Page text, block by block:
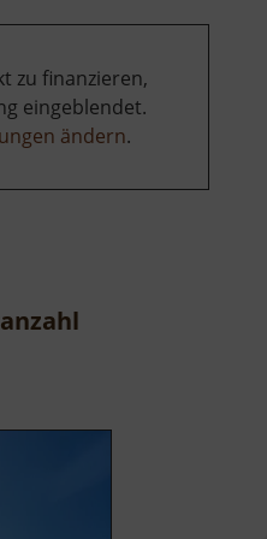
zu finanzieren,
eingeblendet.
ändern.